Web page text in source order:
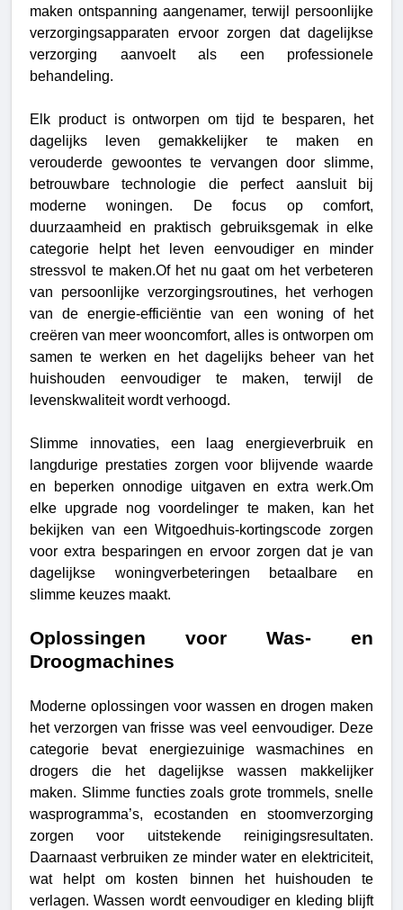
maken ontspanning aangenamer, terwijl persoonlijke
verzorgingsapparaten ervoor zorgen dat dagelijkse
verzorging aanvoelt als een professionele
behandeling.
Elk product is ontworpen om tijd te besparen, het
dagelijks leven gemakkelijker te maken en
verouderde gewoontes te vervangen door slimme,
betrouwbare technologie die perfect aansluit bij
moderne woningen. De focus op comfort,
duurzaamheid en praktisch gebruiksgemak in elke
categorie helpt het leven eenvoudiger en minder
stressvol te maken.Of het nu gaat om het verbeteren
van persoonlijke verzorgingsroutines, het verhogen
van de energie-efficiëntie van een woning of het
creëren van meer wooncomfort, alles is ontworpen om
samen te werken en het dagelijks beheer van het
huishouden eenvoudiger te maken, terwijl de
levenskwaliteit wordt verhoogd.
Slimme innovaties, een laag energieverbruik en
langdurige prestaties zorgen voor blijvende waarde
en beperken onnodige uitgaven en extra werk.Om
elke upgrade nog voordelinger te maken, kan het
bekijken van een Witgoedhuis-kortingscode zorgen
voor extra besparingen en ervoor zorgen dat je van
dagelijkse woningverbeteringen betaalbare en
slimme keuzes maakt.
Oplossingen voor Was- en
Droogmachines
Moderne oplossingen voor wassen en drogen maken
het verzorgen van frisse was veel eenvoudiger. Deze
categorie bevat energiezuinige wasmachines en
drogers die het dagelijkse wassen makkelijker
maken. Slimme functies zoals grote trommels, snelle
wasprogramma’s, ecostanden en stoomverzorging
zorgen voor uitstekende reinigingsresultaten.
Daarnaast verbruiken ze minder water en elektriciteit,
wat helpt om kosten binnen het huishouden te
verlagen.Wassen wordt eenvoudiger en kleding blijft